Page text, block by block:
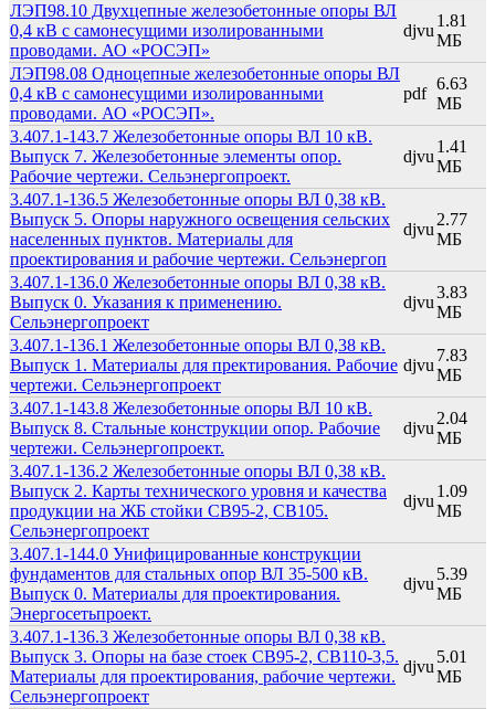
ЛЭП98.10 Двухцепные железобетонные опоры ВЛ
0,4 кВ с самонесущими изолированными
проводами. АО «РОСЭП»
djvu
1.81
МБ
ЛЭП98.08 Одноцепные железобетонные опоры ВЛ
0,4 кВ с самонесущими изолированными
проводами. АО «РОСЭП».
pdf
6.63
МБ
3.407.1-143.7 Железобетонные опоры ВЛ 10 кВ.
Выпуск 7. Железобетонные элементы опор.
Рабочие чертежи. Сельэнергопроект.
djvu
1.41
МБ
3.407.1-136.5 Железобетонные опоры ВЛ 0,38 кВ.
Выпуск 5. Опоры наружного освещения сельских
населенных пунктов. Материалы для
проектирования и рабочие чертежи. Сельэнергоп
djvu
2.77
МБ
3.407.1-136.0 Железобетонные опоры ВЛ 0,38 кВ.
Выпуск 0. Указания к применению.
Сельэнергопроект
djvu
3.83
МБ
3.407.1-136.1 Железобетонные опоры ВЛ 0,38 кВ.
Выпуск 1. Материалы для пректирования. Рабочие
чертежи. Сельэнергопроект
djvu
7.83
МБ
3.407.1-143.8 Железобетонные опоры ВЛ 10 кВ.
Выпуск 8. Стальные конструкции опор. Рабочие
чертежи. Сельэнергопроект.
djvu
2.04
МБ
3.407.1-136.2 Железобетонные опоры ВЛ 0,38 кВ.
Выпуск 2. Карты технического уровня и качества
продукции на ЖБ стойки СВ95-2, СВ105.
Сельэнергопроект
djvu
1.09
МБ
3.407.1-144.0 Унифицированные конструкции
фундаментов для стальных опор ВЛ 35-500 кВ.
Выпуск 0. Материалы для проектирования.
Энергосетьпроект.
djvu
5.39
МБ
3.407.1-136.3 Железобетонные опоры ВЛ 0,38 кВ.
Выпуск 3. Опоры на базе стоек СВ95-2, СВ110-3,5.
Материалы для проектирования, рабочие чертежи.
Сельэнергопроект
djvu
5.01
МБ